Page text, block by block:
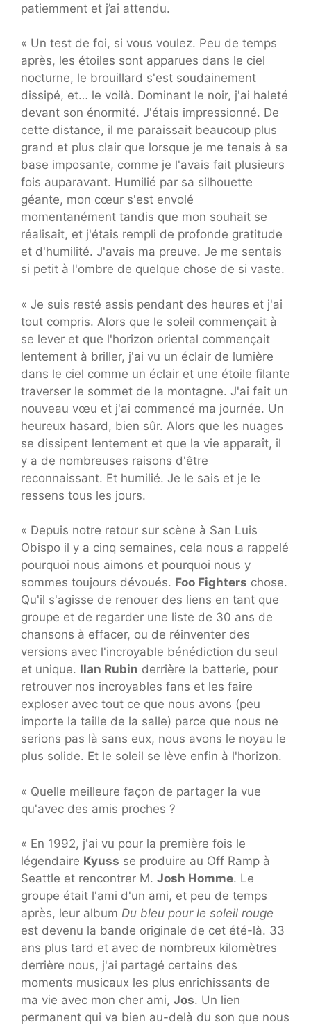
patiemment et j’ai attendu.
« Un test de foi, si vous voulez. Peu de temps
après, les étoiles sont apparues dans le ciel
nocturne, le brouillard s'est soudainement
dissipé, et… le voilà. Dominant le noir, j'ai haleté
devant son énormité. J'étais impressionné. De
cette distance, il me paraissait beaucoup plus
grand et plus clair que lorsque je me tenais à sa
base imposante, comme je l'avais fait plusieurs
fois auparavant. Humilié par sa silhouette
géante, mon cœur s'est envolé
momentanément tandis que mon souhait se
réalisait, et j'étais rempli de profonde gratitude
et d'humilité. J'avais ma preuve. Je me sentais
si petit à l'ombre de quelque chose de si vaste.
« Je suis resté assis pendant des heures et j'ai
tout compris. Alors que le soleil commençait à
se lever et que l'horizon oriental commençait
lentement à briller, j'ai vu un éclair de lumière
dans le ciel comme un éclair et une étoile filante
traverser le sommet de la montagne. J'ai fait un
nouveau vœu et j'ai commencé ma journée. Un
heureux hasard, bien sûr. Alors que les nuages ​​
se dissipent lentement et que la vie apparaît, il
y a de nombreuses raisons d'être
reconnaissant. Et humilié. Je le sais et je le
ressens tous les jours.
« Depuis notre retour sur scène à San Luis
Obispo il y a cinq semaines, cela nous a rappelé
pourquoi nous aimons et pourquoi nous y
sommes toujours dévoués. Foo Fighters chose.
Qu'il s'agisse de renouer des liens en tant que
groupe et de regarder une liste de 30 ans de
chansons à effacer, ou de réinventer des
versions avec l'incroyable bénédiction du seul
et unique. Ilan Rubin derrière la batterie, pour
retrouver nos incroyables fans et les faire
exploser avec tout ce que nous avons (peu
importe la taille de la salle) parce que nous ne
serions pas là sans eux, nous avons le noyau le
plus solide. Et le soleil se lève enfin à l'horizon.
« Quelle meilleure façon de partager la vue
qu'avec des amis proches ?
« En 1992, j'ai vu pour la première fois le
légendaire Kyuss se produire au Off Ramp à
Seattle et rencontrer M. Josh Homme. Le
groupe était l'ami d'un ami, et peu de temps
après, leur album Du bleu pour le soleil rouge
est devenu la bande originale de cet été-là. 33
ans plus tard et avec de nombreux kilomètres
derrière nous, j'ai partagé certains des
moments musicaux les plus enrichissants de
ma vie avec mon cher ami, Jos. Un lien
permanent qui va bien au-delà du son que nous